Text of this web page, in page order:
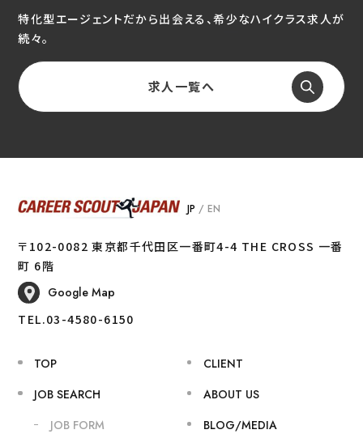
特化型エージェントだから出会える、希少なハイクラス求人が
続々。
求人一覧へ
JP /EN
〒102-0082 東京都千代田区一番町4-4 THE CROSS 一番
町 6階
Google Map
TEL.03-4580-6150
TOP
JOB SEARCH
JOB FORM
CLIENT
ABOUT US
BLOG/MEDIA